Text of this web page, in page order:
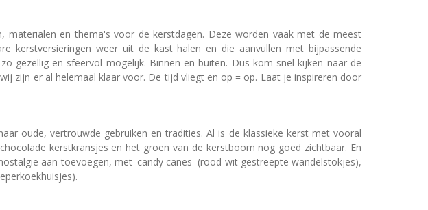
materialen en thema's voor de kerstdagen. Deze worden vaak met de meest
kerstversieringen weer uit de kast halen en die aanvullen met bijpassende
gezellig en sfeervol mogelijk. Binnen en buiten. Dus kom snel kijken naar de
zijn er al helemaal klaar voor. De tijd vliegt en op = op. Laat je inspireren door
oude, vertrouwde gebruiken en tradities. Al is de klassieke kerst met vooral
kerstkransjes en het groen van de kerstboom nog goed zichtbaar. En
aan toevoegen, met 'candy canes' (rood-wit gestreepte wandelstokjes),